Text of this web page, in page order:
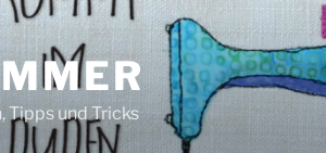
Tipps und Tricks